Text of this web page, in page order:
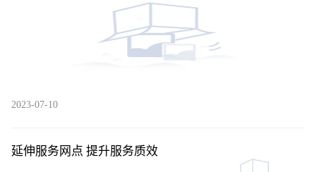
2023-07-10
延伸服务网点 提升服务质效